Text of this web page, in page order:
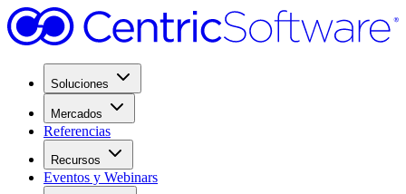
Soluciones
Mercados
Referencias
Recursos
Eventos y Webinars